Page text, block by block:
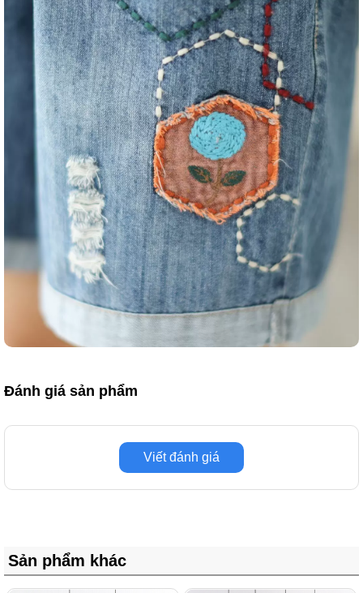
Đánh giá sản phẩm
Viết đánh giá
Sản phẩm khác